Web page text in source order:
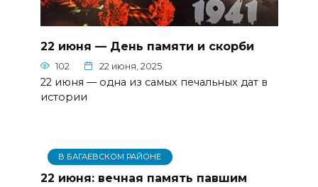
22 июня — День памяти и скорби
102 22 июня, 2025
22 июня — одна из самых печальных дат в
истории
В БАГАЕВСКОМ РАЙОНЕ
22 июня: вечная память павшим